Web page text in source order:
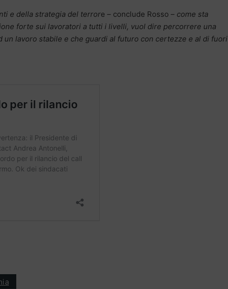
e della strategia del terrore – conclude Rosso – come sta
forte sui lavoratori a tutti i livelli, vuol dire percorrere una
lavoro stabile e che guardi al futuro con certezze e al di fuori